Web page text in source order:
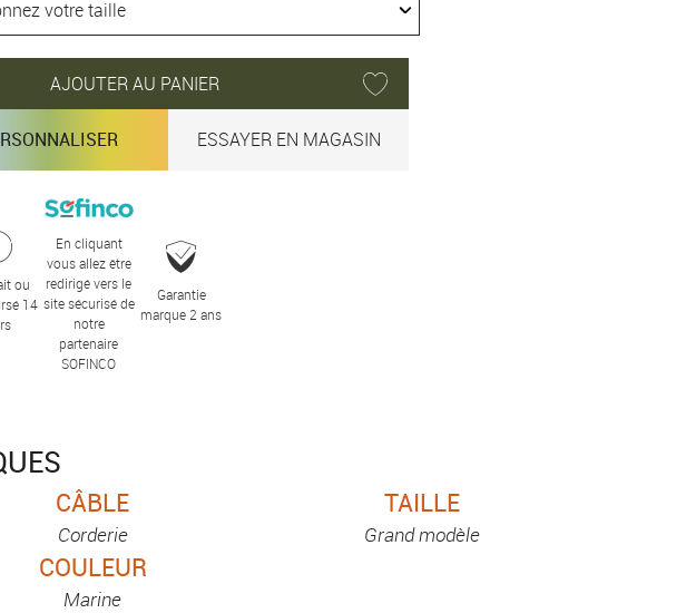
AJOUTER AU PANIER
ESSAYER EN MAGASIN
ou
14
En cliquant
vous allez être
redirigé vers le
site sécurisé de
notre
partenaire
SOFINCO
Garantie
marque 2 ans
CÂBLE
Corderie
TAILLE
Grand modèle
COULEUR
Marine